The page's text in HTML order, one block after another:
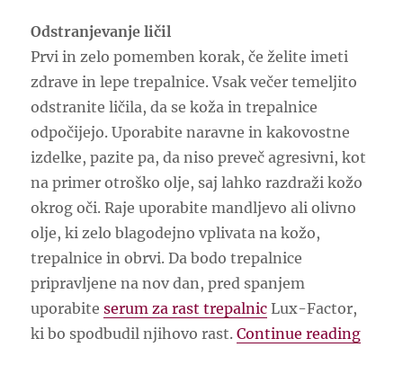
Odstranjevanje ličil
Prvi in zelo pomemben korak, če želite imeti
zdrave in lepe trepalnice. Vsak večer temeljito
odstranite ličila, da se koža in trepalnice
odpočijejo. Uporabite naravne in kakovostne
izdelke, pazite pa, da niso preveč agresivni, kot
na primer otroško olje, saj lahko razdraži kožo
okrog oči. Raje uporabite mandljevo ali olivno
olje, ki zelo blagodejno vplivata na kožo,
trepalnice in obrvi. Da bodo trepalnice
pripravljene na nov dan, pred spanjem
uporabiteserum za rast trepalnic Lux-Factor,
ki bo spodbudil njihovo rast.Continue reading